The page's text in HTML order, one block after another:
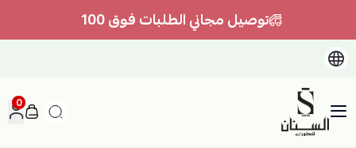
توصيل مجاني الطلبات فوق 100
السنان للعطور والعسل الطبيعي
0